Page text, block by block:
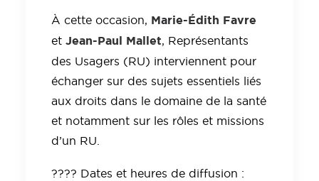
À cette occasion, Marie-Édith Favre
et Jean-Paul Mallet, Représentants
des Usagers (RU) interviennent pour
échanger sur des sujets essentiels liés
aux droits dans le domaine de la santé
et notamment sur les rôles et missions
d’un RU.
???? Dates et heures de diffusion :